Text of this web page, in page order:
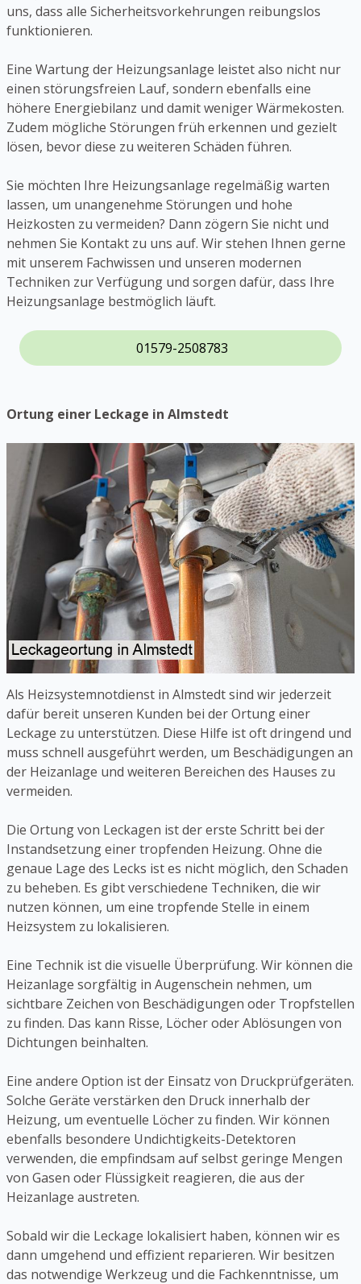
uns, dass alle Sicherheitsvorkehrungen reibungslos
funktionieren.
Eine Wartung der Heizungsanlage leistet also nicht nur
einen störungsfreien Lauf, sondern ebenfalls eine
höhere Energiebilanz und damit weniger Wärmekosten.
Zudem mögliche Störungen früh erkennen und gezielt
lösen, bevor diese zu weiteren Schäden führen.
Sie möchten Ihre Heizungsanlage regelmäßig warten
lassen, um unangenehme Störungen und hohe
Heizkosten zu vermeiden? Dann zögern Sie nicht und
nehmen Sie Kontakt zu uns auf. Wir stehen Ihnen gerne
mit unserem Fachwissen und unseren modernen
Techniken zur Verfügung und sorgen dafür, dass Ihre
Heizungsanlage bestmöglich läuft.
01579-2508783
Ortung einer Leckage in Almstedt
Als Heizsystemnotdienst in Almstedt sind wir jederzeit
dafür bereit unseren Kunden bei der Ortung einer
Leckage zu unterstützen. Diese Hilfe ist oft dringend und
muss schnell ausgeführt werden, um Beschädigungen an
der Heizanlage und weiteren Bereichen des Hauses zu
vermeiden.
Die Ortung von Leckagen ist der erste Schritt bei der
Instandsetzung einer tropfenden Heizung. Ohne die
genaue Lage des Lecks ist es nicht möglich, den Schaden
zu beheben. Es gibt verschiedene Techniken, die wir
nutzen können, um eine tropfende Stelle in einem
Heizsystem zu lokalisieren.
Eine Technik ist die visuelle Überprüfung. Wir können die
Heizanlage sorgfältig in Augenschein nehmen, um
sichtbare Zeichen von Beschädigungen oder Tropfstellen
zu finden. Das kann Risse, Löcher oder Ablösungen von
Dichtungen beinhalten.
Eine andere Option ist der Einsatz von Druckprüfgeräten.
Solche Geräte verstärken den Druck innerhalb der
Heizung, um eventuelle Löcher zu finden. Wir können
ebenfalls besondere Undichtigkeits-Detektoren
verwenden, die empfindsam auf selbst geringe Mengen
von Gasen oder Flüssigkeit reagieren, die aus der
Heizanlage austreten.
Sobald wir die Leckage lokalisiert haben, können wir es
dann umgehend und effizient reparieren. Wir besitzen
das notwendige Werkzeug und die Fachkenntnisse, um